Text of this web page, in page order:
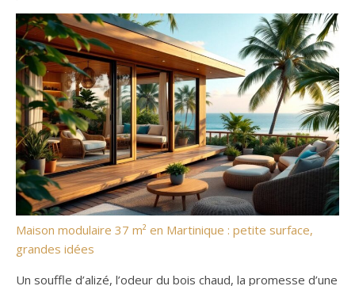
Maison modulaire 37 m² en Martinique : petite surface,
grandes idées
Un souffle d’alizé, l’odeur du bois chaud, la promesse d’une